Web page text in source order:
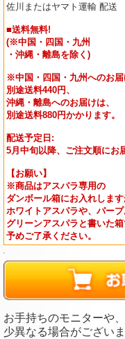
佐川またはヤマト運輸 配送
■送料無料!
(※中国・四国・九州
・沖縄・離島を除く)
※中国・四国・九州へのお届
別途送料440円、
沖縄・離島へのお届けは、
別途送料880円かかります。
配送予定日:
5月中旬以降、ご注文順にお
【お願い】
※商品はアスパラ専用の
ダンボール箱にお入れします
ホワイトアスパラや、パープ
グリーンアスパラと書いた箱
予めご了承ください。
お手持ちのモニターや
少異なる場合がござい